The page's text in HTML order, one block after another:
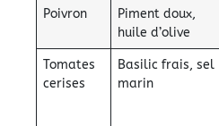
Poivron
Piment doux,
huile d’olive
Tomates
cerises
Basilic frais, sel
marin